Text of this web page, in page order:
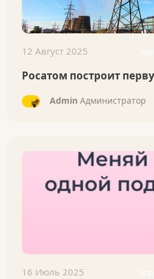
12 Август 2025
Росатом построит
Admin Администратор
16 Июль 2025